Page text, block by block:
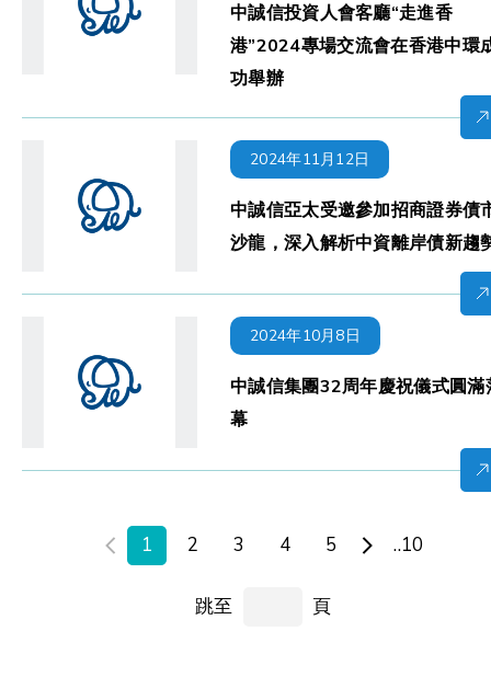
中誠信投資人會客廳“走進香
港”2024專場交流會在香港中環
功舉辦
2024年11月12日
中誠信亞太受邀參加招商證券債
沙龍，深入解析中資離岸債新趨
2024年10月8日
中誠信集團32周年慶祝儀式圓滿
幕
1 2 3 4 5 ..10
跳至 頁